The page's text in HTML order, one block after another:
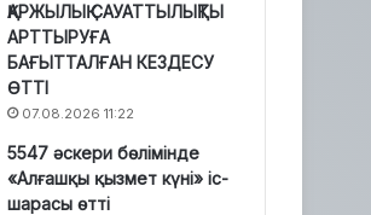
ҚАРЖЫЛЫҚ САУАТТЫЛЫҚТЫ
АРТТЫРУҒА
БАҒЫТТАЛҒАН КЕЗДЕСУ
ӨТТІ
07.08.2026 11:22
5547 әскери бөлімінде
«Алғашқы қызмет күні» іс-
шарасы өтті